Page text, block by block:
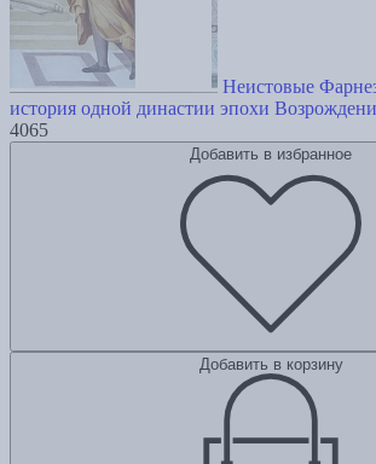
Неистовые
история одной династии эпохи
4065
Добавить в избранное
Добавить в корзину